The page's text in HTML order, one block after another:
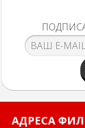
АДРЕСА